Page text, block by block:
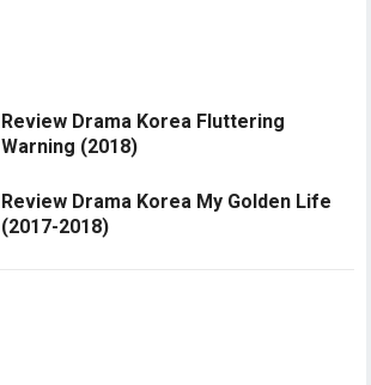
Review Drama Korea Fluttering
Warning (2018)
Review Drama Korea My Golden Life
(2017-2018)